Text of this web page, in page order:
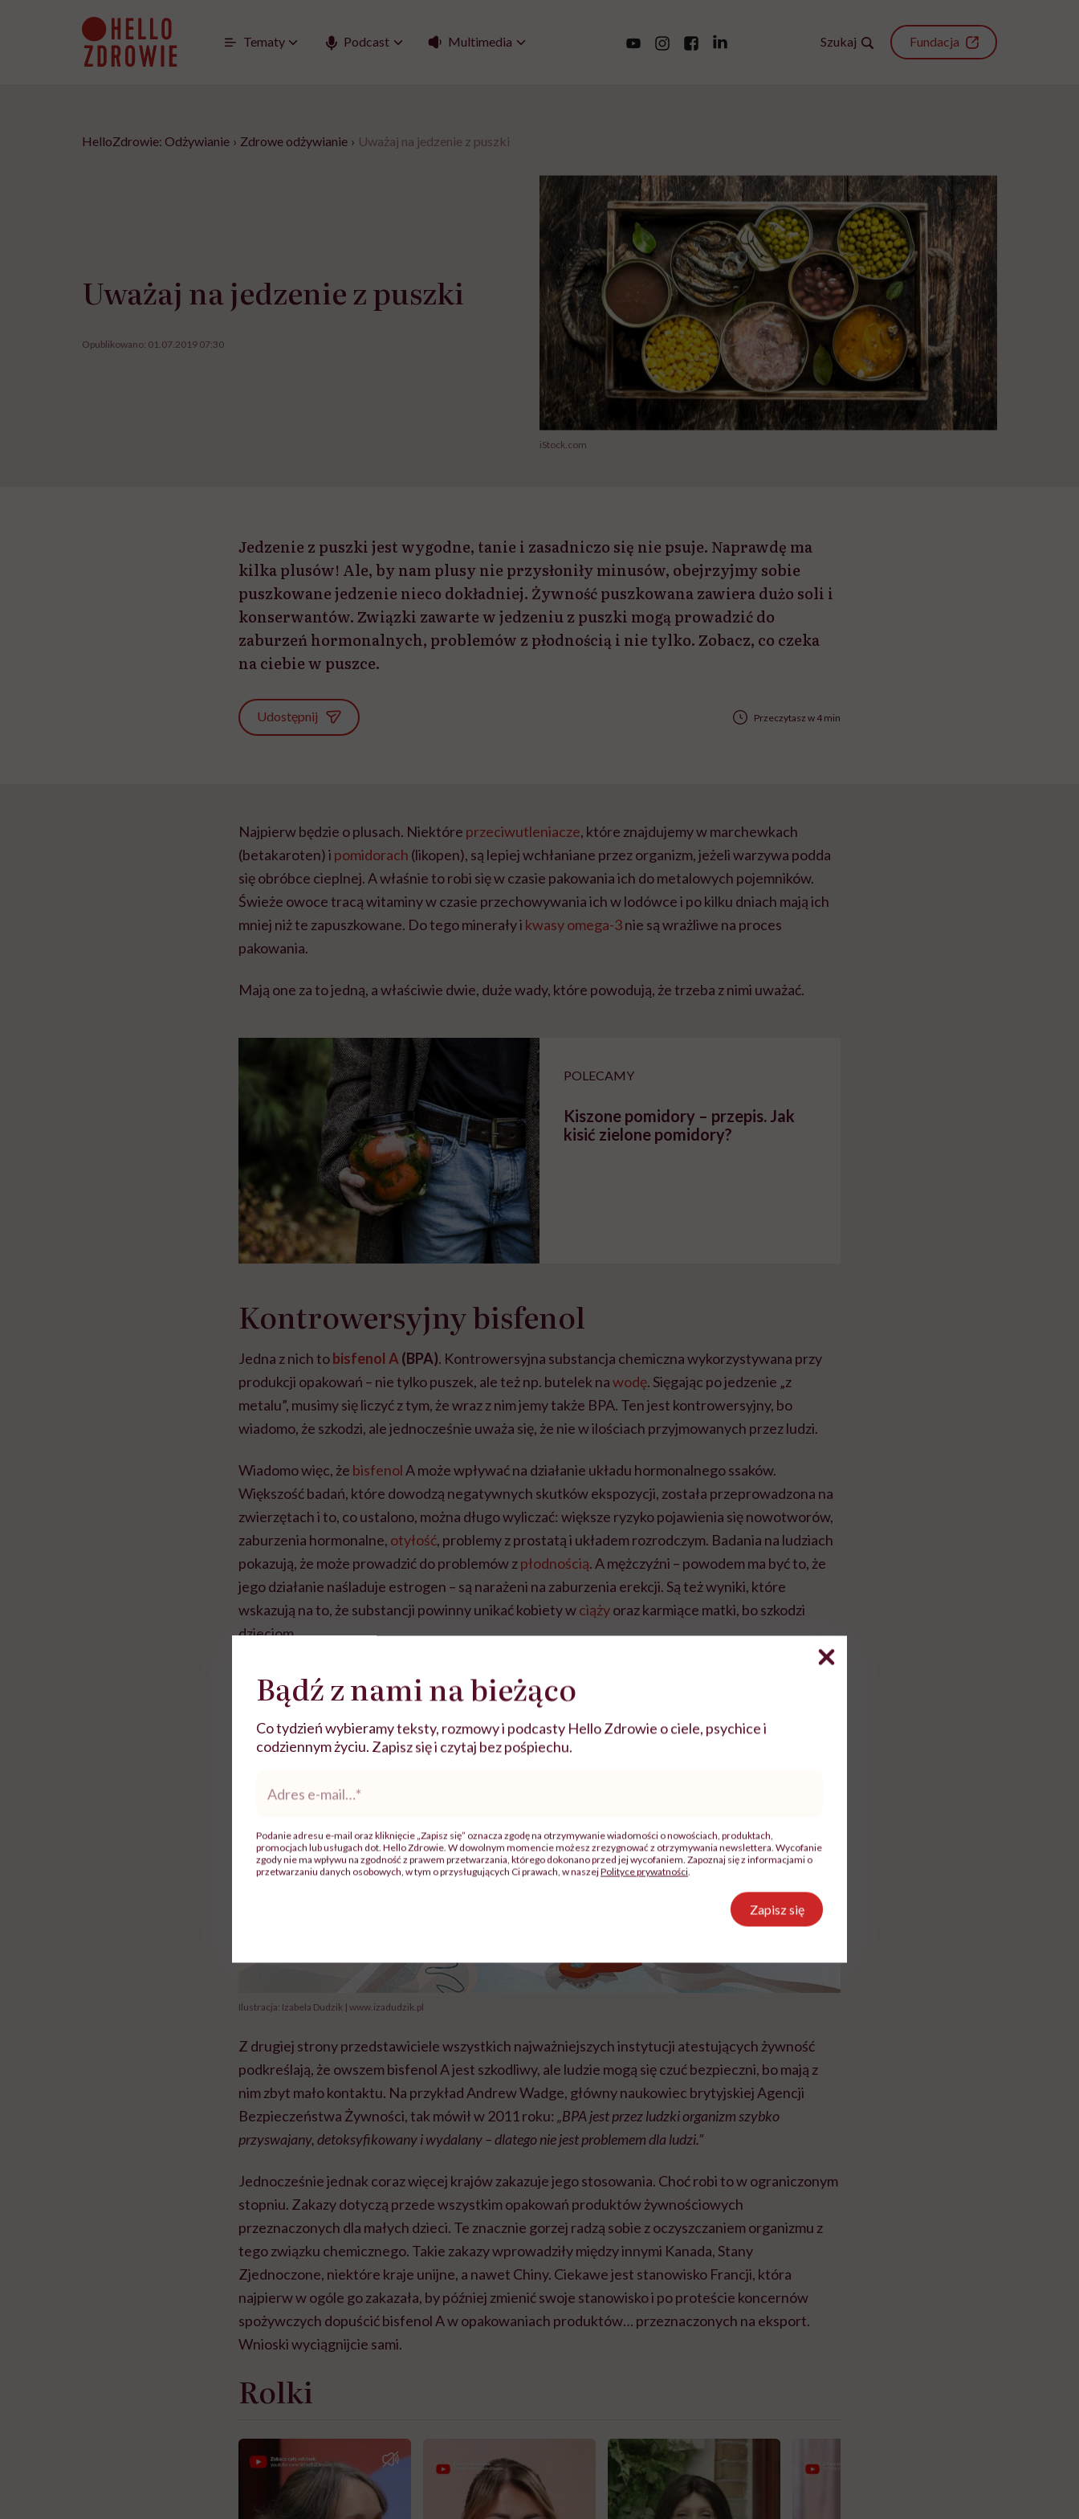
Tematy Podcast Multimedia Szukaj Fundacja
HelloZdrowie: Odżywianie › Zdrowe odżywianie › Uważaj na jedzenie z puszki
Uważaj na jedzenie z puszki
Opublikowano: 01.07.2019 07:30
iStock.com
Jedzenie z puszki jest wygodne, tanie i zasadniczo się nie psuje. Naprawdę ma
kilka plusów! Ale, by nam plusy nie przysłoniły minusów, obejrzyjmy sobie
puszkowane jedzenie nieco dokładniej. Żywność puszkowana zawiera dużo soli i
konserwantów. Związki zawarte w jedzeniu z puszki mogą prowadzić do
zaburzeń hormonalnych, problemów z płodnością i nie tylko. Zobacz, co czeka
na ciebie w puszce.
Udostępnij Przeczytasz w 4 min
Najpierw będzie o plusach. Niektóre przeciwutleniacze, które znajdujemy w marchewkach
(betakaroten) i pomidorach (likopen), są lepiej wchłaniane przez organizm, jeżeli warzywa podda
się obróbce cieplnej. A właśnie to robi się w czasie pakowania ich do metalowych pojemników.
Świeże owoce tracą witaminy w czasie przechowywania ich w lodówce i po kilku dniach mają ich
mniej niż te zapuszkowane. Do tego minerały i kwasy omega-3nie są wrażliwe na proces
pakowania.
Mają one za to jedną, a właściwie dwie, duże wady, które powodują, że trzeba z nimi uważać.
POLECAMY
Kiszone pomidory – przepis. Jak
kisić zielone pomidory?
Kontrowersyjny bisfenol
Jedna z nich tobisfenol A (BPA). Kontrowersyjna substancja chemiczna wykorzystywana przy
produkcji opakowań – nie tylko puszek, ale też np. butelek nawodę. Sięgając po jedzenie „z
metalu”, musimy się liczyć z tym, że wraz z nim jemy także BPA. Ten jest kontrowersyjny, bo
wiadomo, że szkodzi, ale jednocześnie uważa się, że nie w ilościach przyjmowanych przez ludzi.
Wiadomo więc, że bisfenolA może wpływać na działanie układu hormonalnego ssaków.
Większość badań, które dowodzą negatywnych skutków ekspozycji, została przeprowadzona na
zwierzętach i to, co ustalono, można długo wyliczać: większe ryzyko pojawienia się nowotworów,
zaburzenia hormonalne, otyłość, problemy z prostatą i układem rozrodczym. Badania na ludziach
pokazują, że może prowadzić do problemów zpłodnością. A mężczyźni – powodem ma być to, że
jego działanie naśladuje estrogen – są narażeni na zaburzenia erekcji. Są też wyniki, które
wskazują na to, że substancji powinny unikać kobiety wciążyoraz karmiące matki, bo szkodzi
dzieciom.
Ilustracja: Izabela Dudzik | www.izadudzik.pl
Z drugiej strony przedstawiciele wszystkich najważniejszych instytucji atestujących żywność
podkreślają, że owszem bisfenol A jest szkodliwy, ale ludzie mogą się czuć bezpieczni, bo mają z
nim zbyt mało kontaktu. Na przykład Andrew Wadge, główny naukowiec brytyjskiej Agencji
Bezpieczeństwa Żywności, tak mówił w 2011 roku: „BPA jest przez ludzki organizm szybko
przyswajany, detoksyfikowany i wydalany – dlatego nie jest problemem dla ludzi.”
Jednocześnie jednak coraz więcej krajów zakazuje jego stosowania. Choć robi to w ograniczonym
stopniu. Zakazy dotyczą przede wszystkim opakowań produktów żywnościowych
przeznaczonych dla małych dzieci. Te znacznie gorzej radzą sobie z oczyszczaniem organizmu z
tego związku chemicznego. Takie zakazy wprowadziły między innymi Kanada, Stany
Zjednoczone, niektóre kraje unijne, a nawet Chiny. Ciekawe jest stanowisko Francji, która
najpierw w ogóle go zakazała, by później zmienić swoje stanowisko i po proteście koncernów
spożywczych dopuścić bisfenol A w opakowaniach produktów… przeznaczonych na eksport.
Wnioski wyciągnijcie sami.
Rolki
Bądź z nami na bieżąco
Co tydzień wybieramy teksty, rozmowy i podcasty Hello Zdrowie o ciele, psychice i
codziennym życiu. Zapisz się i czytaj bez pośpiechu.
mail*
Podanie adresu e-mail oraz kliknięcie „Zapisz się” oznacza zgodę na otrzymywanie wiadomości o nowościach, produktach,
promocjach lub usługach dot. Hello Zdrowie. W dowolnym momencie możesz zrezygnować z otrzymywania newslettera. Wycofanie
zgody nie ma wpływu na zgodność z prawem przetwarzania, którego dokonano przed jej wycofaniem. Zapoznaj się z informacjami o
przetwarzaniu danych osobowych, w tym o przysługujących Ci prawach, w naszejPolityce prywatności.
Zapisz się